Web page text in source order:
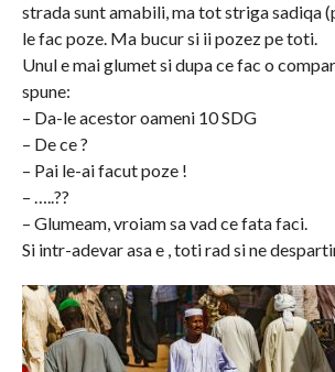
strada sunt amabili, ma tot striga sadiqa
le fac poze. Ma bucur si ii pozez pe toti.
Unul e mai glumet si dupa ce fac o
spune:
– Da-le acestor oameni 10 SDG
– De ce ?
– Pai le-ai facut poze !
– …..??
– Glumeam, vroiam sa vad ce fata faci.
Si intr-adevar asa e , toti rad si ne